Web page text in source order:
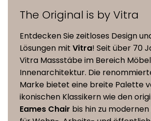
Untergestell
Formsperrholz in
Rücken und Sitz.
Rückenteile mit
Gummi-
mounts) am
befestigt
Masse (L x B
x H)
61 x 56 x 68 cm
The Original is by Vitra
Entdecken Sie zeitloses Design
Lösungen mit Vitra! Seit über 70
Vitra Massstäbe im Bereich
Innenarchitektur. Die
Marke bietet eine breite Palette
ikonischen Klassikern wie den
Eames Chair bis hin zu